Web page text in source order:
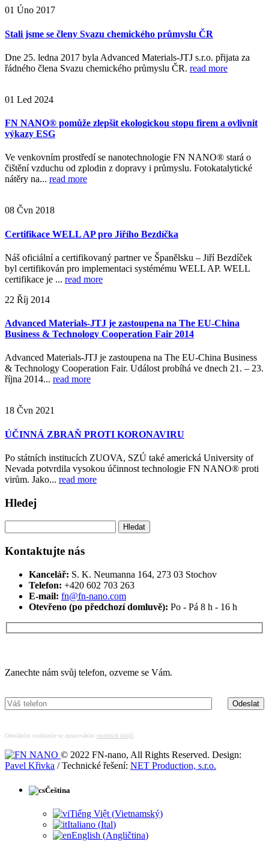
01 Úno 2017
Stali jsme se členy Svazu chemického průmyslu ČR
Dne 25. ledna 2017 byla Advanced Materials-JTJ s.r.o. přijata za
řádného člena Svazu chemického průmyslu ČR. read more
01 Led 2024
FN NANO® pomůže zlepšit ekologickou stopu firem a ovlivnit
výkazy ESG
Ve venkovním prostředí se nanotechnologie FN NANO® stará o
čištění vzduchu od zplodin z dopravy i průmyslu. Fotokatalytické
nátěry na... read more
08 Čvn 2018
Certifikace WELL AP pro Jiřího Bezdíčka
Náš oficiální a certifikovaný partner ve Španělsku – Jiří Bezdíček
byl certifikován pro implementaci systémému WELL AP. WELL
certifikace je ... read more
22 Říj 2014
Advanced Materials-JTJ je zastoupena na The EU-China
Business & Technology Cooperation Fair 2014
Advanced Materials-JTJ je zastoupena na The EU-China Business
& Technology Cooperation Fair. Událost probíhá ve dnech 21. – 23.
října 2014... read more
18 Čvn 2021
ÚČINNÁ ZBRAŇ PROTI KORONAVIRU
Po státních institucích ZUOVA, SZÚ také americká University of
Nevada potvrdila vysokou účinnost technologie FN NANO® proti
virům. Jako... read more
Hledej
Kontaktujte nás
Kancelář: S. K. Neumanna 164, 273 03 Stochov
Telefon: +420 ‭602 703 263‬
E-mail: fn@fn-nano.com
Otevřeno (po předchozí domluvě): Po - Pá 8 h - 16 h
Zanechte nám svůj telefon, ozveme se Vám.
Odesláním souhlasíte se zpracováním osobních údajů
© 2022 FN-nano, All Rights Reserved. Design:
Pavel Křivka / Technické řešení: NET Production, s.r.o.
Čeština
Tiếng Việt (Vietnamský)
Italiano (Ital)
English (Angličtina)